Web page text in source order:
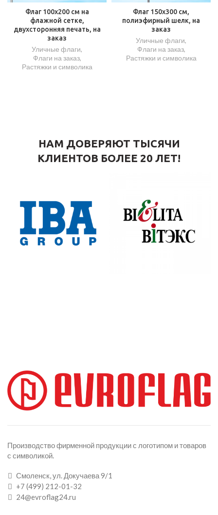
Флаг 100х200 см на
флажной сетке,
двухсторонняя печать, на
заказ
Уличные флаги,
Флаги на заказ,
Растяжки и символика
Флаг 150х300 см,
полиэфирный шелк, на
заказ
Уличные флаги,
Флаги на заказ,
Растяжки и символика
НАМ ДОВЕРЯЮТ ТЫСЯЧИ
КЛИЕНТОВ БОЛЕЕ 20 ЛЕТ!
Производство фирменной продукции с логотипом и товаров
с символикой.
Смоленск, ул. Докучаева 9/1
+7 (499) 212-01-32
24@evroflag24.ru